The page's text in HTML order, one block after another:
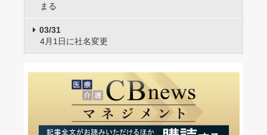
まる
03/31
4月1日に社名変更